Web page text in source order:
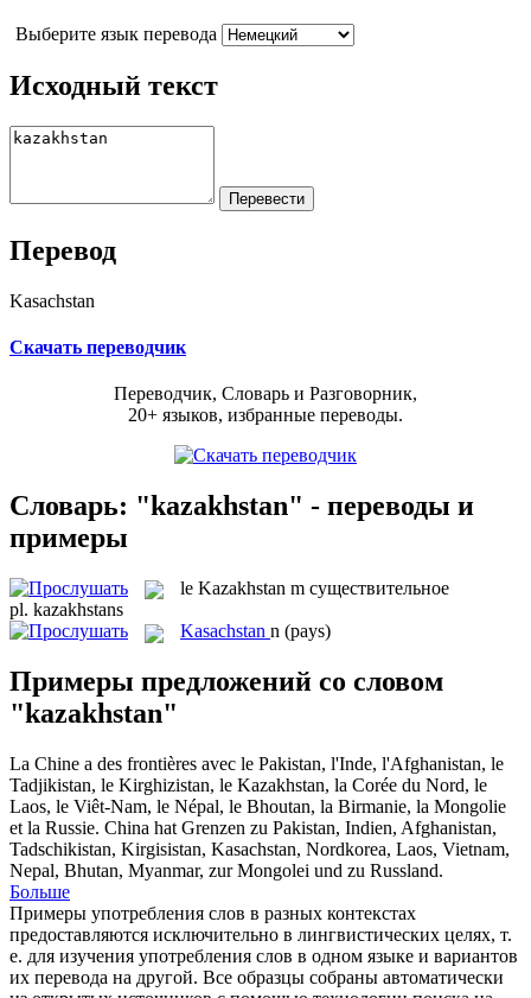
Выберите язык перевода
Исходный текст
Перевод
Kasachstan
Скачать переводчик
Переводчик, Словарь и Разговорник,
20+ языков, избранные переводы.
Словарь: "kazakhstan" - переводы и
примеры
le Kazakhstan m существительное
pl. kazakhstans
Kasachstan n (pays)
Примеры предложений со словом
"kazakhstan"
La Chine a des frontières avec le Pakistan, l'Inde, l'Afghanistan, le
Tadjikistan, le Kirghizistan, le Kazakhstan, la Corée du Nord, le
Laos, le Viêt-Nam, le Népal, le Bhoutan, la Birmanie, la Mongolie
et la Russie. China hat Grenzen zu Pakistan, Indien, Afghanistan,
Tadschikistan, Kirgisistan, Kasachstan, Nordkorea, Laos, Vietnam,
Nepal, Bhutan, Myanmar, zur Mongolei und zu Russland.
Больше
Примеры употребления слов в разных контекстах
предоставляются исключительно в лингвистических целях, т.
е. для изучения употребления слов в одном языке и вариантов
их перевода на другой. Все образцы собраны автоматически